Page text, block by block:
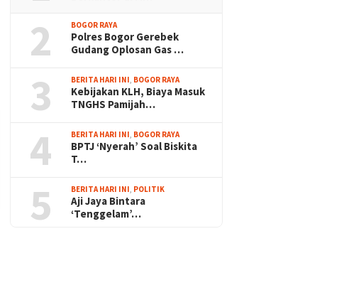
2 BOGOR RAYA
Polres Bogor Gerebek
Gudang Oplosan Gas …
3 BERITA HARI INI, BOGOR RAYA
Kebijakan KLH, Biaya Masuk
TNGHS Pamijah…
4 BERITA HARI INI, BOGOR RAYA
BPTJ ‘Nyerah’ Soal Biskita
T…
5 BERITA HARI INI, POLITIK
Aji Jaya Bintara
‘Tenggelam’…